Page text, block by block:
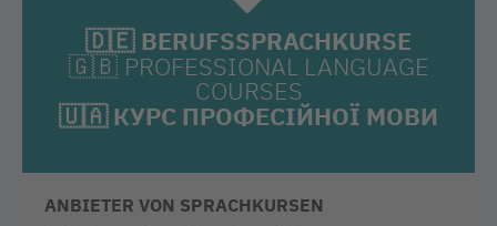
ANBIETER VON SPRACHKURSEN
🇩🇪 BERUFSSPRACHKURSE
🇬🇧 PROFESSIONAL LANGUAGE
COURSES
🇺🇦КУРС ПРОФЕСІЙНОЇ МОВИ